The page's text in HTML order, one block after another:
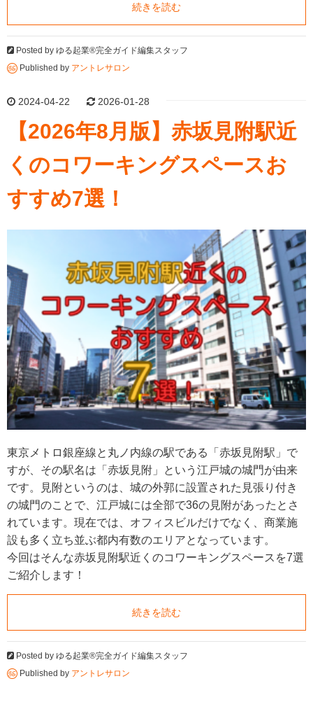
続きを読む
Posted by ゆる起業®完全ガイド編集スタッフ
Published by アントレサロン
2024-04-22 2026-01-28
【2026年8月版】赤坂見附駅近
くのコワーキングスペースお
すすめ7選！
東京メトロ銀座線と丸ノ内線の駅である「赤坂見附駅」で
すが、その駅名は「赤坂見附」という江戸城の城門が由来
です。見附というのは、城の外郭に設置された見張り付き
の城門のことで、江戸城には全部で36の見附があったとさ
れています。現在では、オフィスビルだけでなく、商業施
設も多く立ち並ぶ都内有数のエリアとなっています。
今回はそんな赤坂見附駅近くのコワーキングスペースを7選
ご紹介します！
続きを読む
Posted by ゆる起業®完全ガイド編集スタッフ
Published by アントレサロン